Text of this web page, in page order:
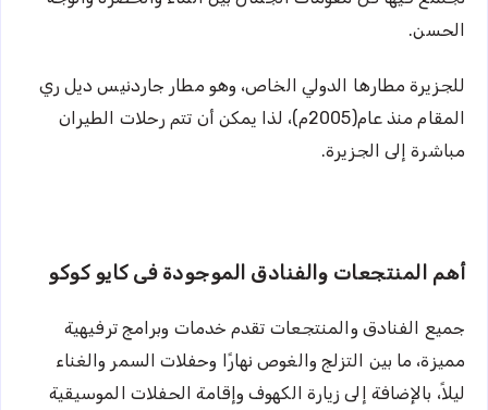
الحسن.
للجزيرة مطارها الدولي الخاص، وهو مطار جاردنيس ديل ري
المقام منذ عام(2005م)، لذا يمكن أن تتم رحلات الطيران
مباشرة إلى الجزيرة.
أهم المنتجعات والفنادق الموجودة فى كايو كوكو
جميع الفنادق والمنتجعات تقدم خدمات وبرامج ترفيهية
مميزة، ما بين التزلج والغوص نهارًا وحفلات السمر والغناء
ليلاً، بالإضافة إلى زيارة الكهوف وإقامة الحفلات الموسيقية